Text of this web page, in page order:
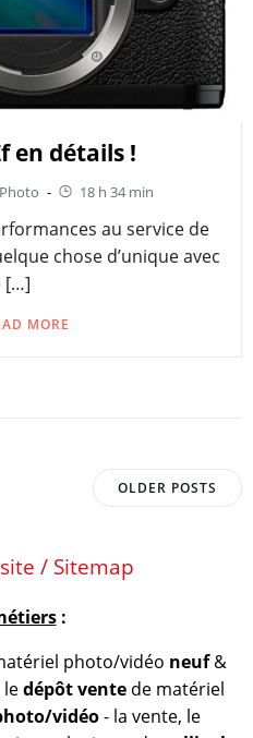
en détails !
- 18 h 34 min
au service de
chose d’unique avec
[…]
MORE
Posts
navigation
OLDER POSTS
/ Sitemap
:
photo/vidéo neuf&
ledépôt vente de matériel
vidéo- la vente, le